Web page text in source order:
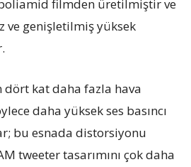
filmden üretilmiştir ve
ve genişletilmiş yüksek
dört kat daha fazla hava
daha yüksek ses basıncı
bu esnada distorsiyonu
tweeter tasarımını çok daha